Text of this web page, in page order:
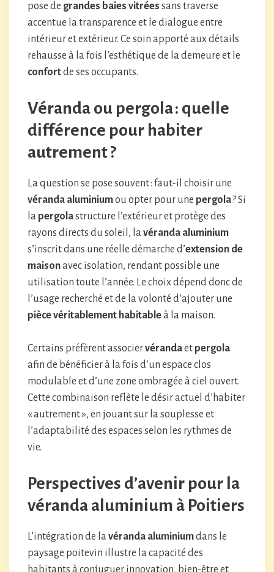
pose de grandes baies vitrées sans traverse
accentue la transparence et le dialogue entre
intérieur et extérieur. Ce soin apporté aux détails
rehausse à la fois l’esthétique de la demeure et le
confortde ses occupants.
Véranda ou pergola : quelle
différence pour habiter
autrement ?
La question se pose souvent : faut-il choisir une
véranda aluminiumou opter pour une pergola? Si
la pergolastructure l’extérieur et protège des
rayons directs du soleil, lavéranda aluminium
s’inscrit dans une réelle démarche d’extension de
maisonavec isolation, rendant possible une
utilisation toute l’année. Le choix dépend donc de
l’usage recherché et de la volonté d’ajouter une
pièce véritablement habitableà la maison.
Certains préfèrent associervérandaet pergola
afin de bénéficier à la fois d’un espace clos
modulable et d’une zone ombragée à ciel ouvert.
Cette combinaison reflète le désir actuel d’habiter
« autrement », en jouant sur la souplesse et
l’adaptabilité des espaces selon les rythmes de
vie.
Perspectives d’avenir pour la
véranda aluminium à Poitiers
L’intégration de lavéranda aluminiumdans le
paysage poitevin illustre la capacité des
habitants à conjuguer innovation, bien-être et